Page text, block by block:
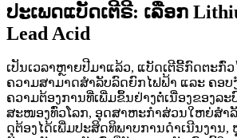
ປະເພດແບັດເຕີຣີ: ເລືອກ
Lead Acid
ເປັນເວລາຫຼາຍປີມາແລ້ວ, ແບັດເຕີຣີ້ກົດຕະກົ່
ຄວາມສາມາດສຳລັບລົດຍົກໄຟຟ້າ ແລະ ຄອບ
ຄວາມຕ້ອງການທີ່ເພີ່ມຂຶ້ນຢ່າງຕໍ່ເນື່ອງຂອງລະ
ສະໜອງທົ່ວໂລກ, ອຸດສາຫະກຳສ່ວນໃຫຍ່ສຳ
ດຸຕ້ອງໄດ້ເພີ່ມປະສິດທິພາບການດຳເນີນງານ